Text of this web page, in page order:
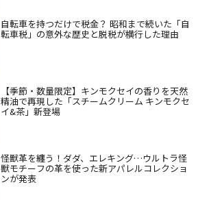
自転車を持つだけで税金？ 昭和まで続いた「自
転車税」の意外な歴史と脱税が横行した理由
【季節・数量限定】キンモクセイの香りを天然
精油で再現した「スチームクリーム キンモクセ
イ&茶」新登場
怪獣革を纏う！ダダ、エレキング…ウルトラ怪
獣モチーフの革を使った新アパレルコレクショ
ンが発表